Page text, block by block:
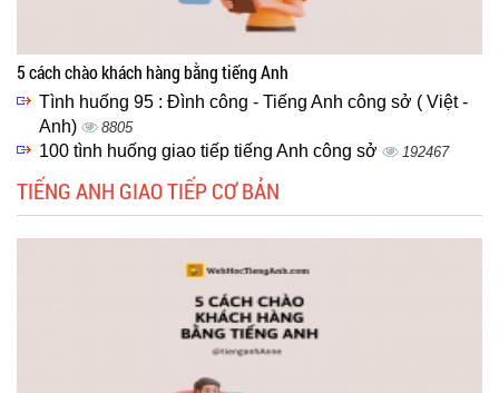
5 cách chào khách hàng bằng tiếng Anh
Tình huống 95 : Đình công - Tiếng Anh công sở ( Việt -
Anh)
8805
100 tình huống giao tiếp tiếng Anh công sở 192467
TIẾNG ANH GIAO TIẾP CƠ BẢN